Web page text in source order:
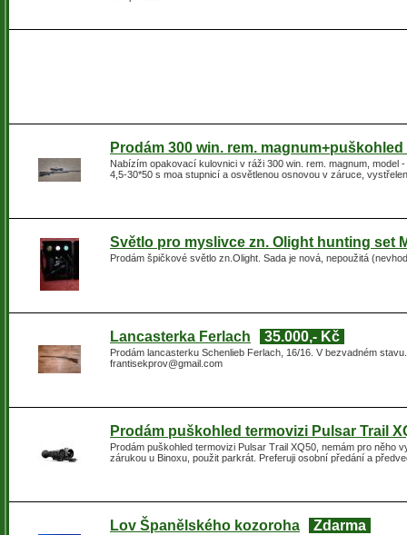
Prodám 300 win. rem. magnum+puškohled
Nabízím opakovací kulovnici v ráži 300 win. rem. magnum, model
4,5-30*50 s moa stupnicí a osvětlenou osnovou v záruce,
Světlo pro myslivce zn. Olight hunting set
Prodám špičkové světlo zn.Olight. Sada je nová, nepoužitá
Lancasterka Ferlach 35.000,- Kč
Prodám lancasterku Schenlieb Ferlach, 16/16. V bezvadném
frantisekprov@gmail.com
Prodám puškohled termovizi Pulsar Trail
Prodám puškohled termovizi Pulsar Trail XQ50, nemám pro něho
zárukou u Binoxu, použit parkrát. Preferuji osobní předání a
Lov Španělského kozoroha Zdarma